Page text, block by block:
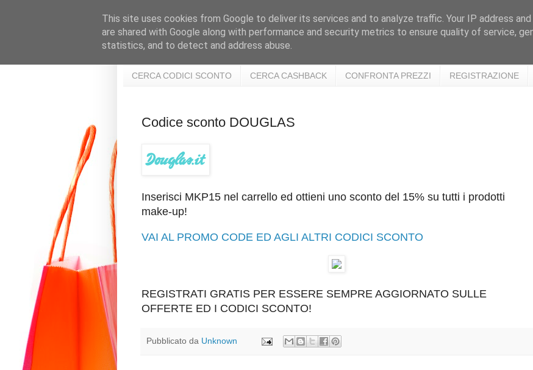
CERCA CODICI SCONTO CERCA CASHBACK CONFRONTA PREZZI REGISTRAZIONE
Codice sconto DOUGLAS
Inserisci MKP15 nel carrello ed ottieni uno sconto del 15% su tutti i prodotti
make-up!
VAI AL PROMO CODE ED AGLI ALTRI CODICI SCONTO
REGISTRATI GRATIS PER ESSERE SEMPRE AGGIORNATO SULLE
OFFERTE ED I CODICI SCONTO!
Pubblicato da Unknown
This site uses cookies from Google to deliver its services and to analyze traffic. Your IP address
are shared with Google along with performance and security metrics to ensure quality of service,
statistics, and to detect and address abuse.